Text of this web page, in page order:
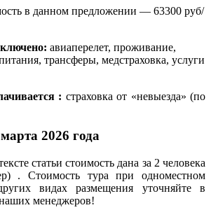
в данном предложении — 63300 руб/
авиаперелет, проживание,
трансферы, медстраховка, услуги
: страховка от «невыезда» (по
2026 года
статьи стоимость дана за 2 человека
. Стоимость тура при одноместном
видах размещения уточняйте в
менеджеров!